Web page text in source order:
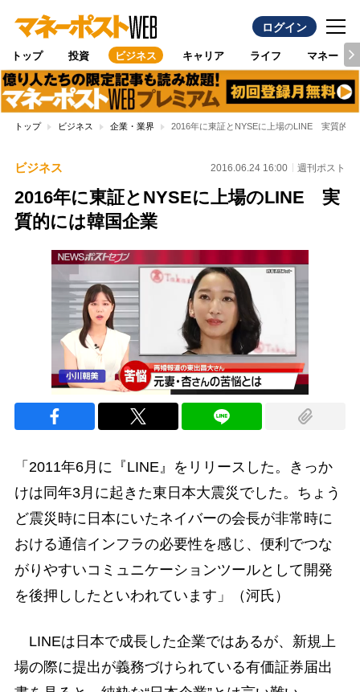
ログイン
トップ 投資 ビジネス キャリア ライフ マネー
トップ ビジネス 企業・業界 2016年に東証とNYSEに上場のLINE 実質的に
ビジネス 2016.06.24 16:00 週刊ポスト
2016年に東証とNYSEに上場のLINE 実
質的には韓国企業
「2011年6月に『LINE』をリリースした。きっか
けは同年3月に起きた東日本大震災でした。ちょう
ど震災時に日本にいたネイバーの会長が非常時に
おける通信インフラの必要性を感じ、便利でつな
がりやすいコミュニケーションツールとして開発
を後押ししたといわれています」（河氏）
LINEは日本で成長した企業ではあるが、新規上
場の際に提出が義務づけられている有価証券届出